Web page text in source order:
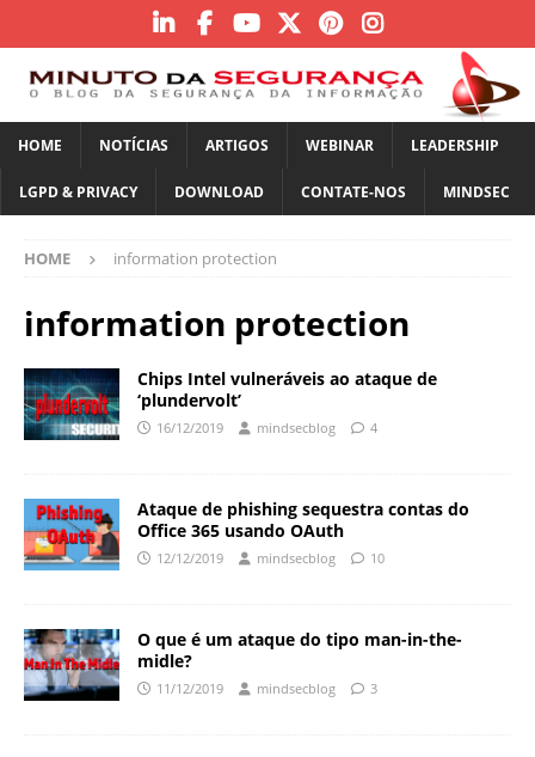
HOME NOTÍCIAS ARTIGOS WEBINAR LEADERSHIP
LGPD & PRIVACY DOWNLOAD CONTATE-NOS MINDSEC
HOME information protection
information protection
Chips Intel vulneráveis ​​ao ataque de
‘plundervolt’
16/12/2019 mindsecblog 4
Ataque de phishing sequestra contas do
Office 365 usando OAuth
12/12/2019 mindsecblog 10
O que é um ataque do tipo man-in-the-
midle?
11/12/2019 mindsecblog 3